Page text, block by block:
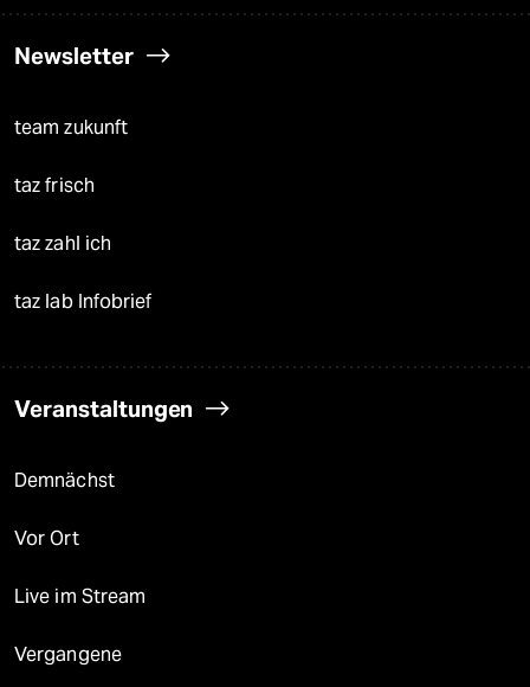
Newsletter
team zukunft
taz frisch
taz zahl ich
taz lab Infobrief
Veranstaltungen
Demnächst
Vor Ort
Live im Stream
Vergangene